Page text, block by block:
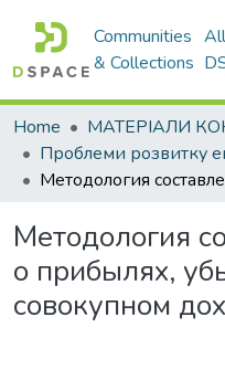
Communities
& Collections
Home
Методология
о прибылях,
совокупном